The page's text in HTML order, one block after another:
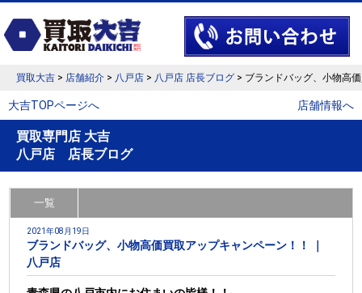
買取大吉 > 店舗紹介 > 八戸店 > 八戸店 店長ブログ > ブランドバッグ、小物高
大吉TOPページへ 店舗情報へ
買取専門店 大吉
八戸店 店長ブログ
一覧
2021年08月19日
ブランドバッグ、小物高価買取アップキャンペーン！！ ｜
八戸店